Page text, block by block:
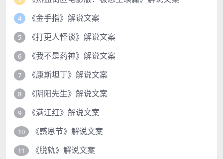
4 《金手指》解说文案
5 《打更人怪谈》解说文案
6 《我不是药神》解说文案
7 《康斯坦丁》解说文案
8 《阴阳先生》解说文案
9 《满江红》解说文案
10 《感恩节》解说文案
11 《脱轨》解说文案